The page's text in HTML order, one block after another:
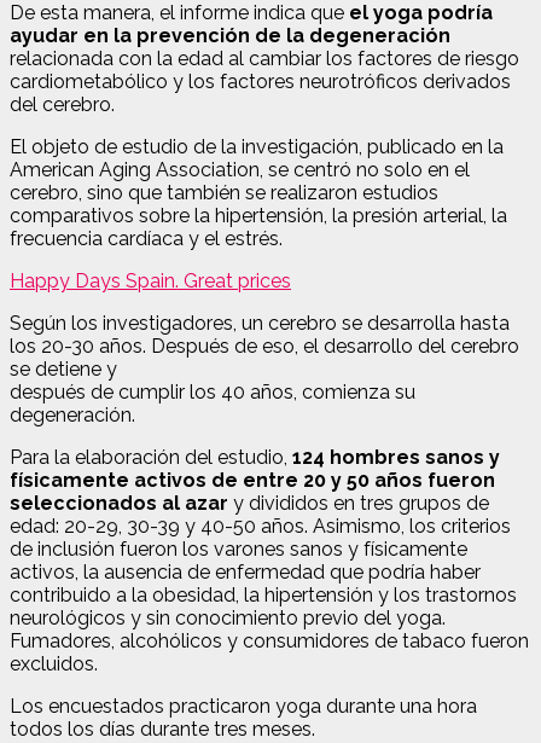
De esta manera, el informe indica que el yoga podría
ayudar en la prevención de la degeneración
relacionada con la edad al cambiar los factores de riesgo
cardiometabólico y los factores neurotróficos derivados
del cerebro.
El objeto de estudio de la investigación, publicado en la
American Aging Association, se centró no solo en el
cerebro, sino que también se realizaron estudios
comparativos sobre la hipertensión, la presión arterial, la
frecuencia cardíaca y el estrés.
Happy Days Spain. Great prices
Según los investigadores, un cerebro se desarrolla hasta
los 20-30 años. Después de eso, el desarrollo del cerebro
se detiene y
después de cumplir los 40 años, comienza su
degeneración.
Para la elaboración del estudio, 124 hombres sanos y
físicamente activos de entre 20 y 50 años fueron
seleccionados al azar y divididos en tres grupos de
edad: 20-29, 30-39 y 40-50 años. Asimismo, los criterios
de inclusión fueron los varones sanos y físicamente
activos, la ausencia de enfermedad que podría haber
contribuido a la obesidad, la hipertensión y los trastornos
neurológicos y sin conocimiento previo del yoga.
Fumadores, alcohólicos y consumidores de tabaco fueron
excluidos.
Los encuestados practicaron yoga durante una hora
todos los días durante tres meses.